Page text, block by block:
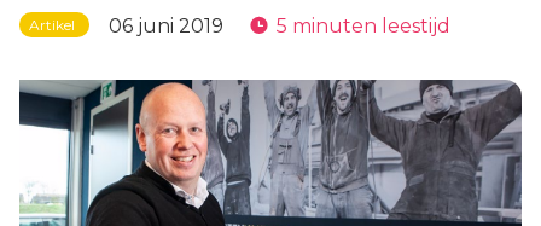
Artikel 06 juni 2019 5 minuten leestijd